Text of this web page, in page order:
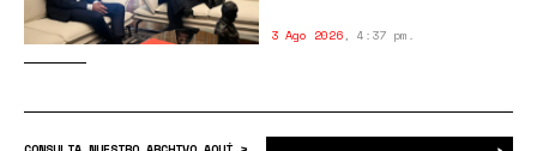
3 Ago 2026, 4:37 pm.